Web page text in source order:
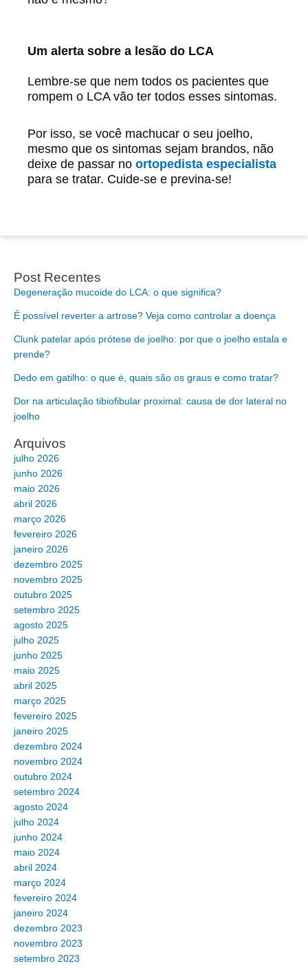
Um alerta sobre a lesão do LCA
Lembre-se que nem todos os pacientes que
rompem o LCA vão ter todos esses sintomas.
Por isso, se você machucar o seu joelho,
mesmo que os sintomas sejam brandos, não
deixe de passar no ortopedista especialista
para se tratar. Cuide-se e previna-se!
Post Recentes
Degeneração mucoide do LCA: o que significa?
É possível reverter a artrose? Veja como controlar a doença
Clunk patelar após prótese de joelho: por que o joelho estala e
prende?
Dedo em gatilho: o que é, quais são os graus e como tratar?
Dor na articulação tibiofibular proximal: causa de dor lateral no
joelho
Arquivos
julho 2026
junho 2026
maio 2026
abril 2026
março 2026
fevereiro 2026
janeiro 2026
dezembro 2025
novembro 2025
outubro 2025
setembro 2025
agosto 2025
julho 2025
junho 2025
maio 2025
abril 2025
março 2025
fevereiro 2025
janeiro 2025
dezembro 2024
novembro 2024
outubro 2024
setembro 2024
agosto 2024
julho 2024
junho 2024
maio 2024
abril 2024
março 2024
fevereiro 2024
janeiro 2024
dezembro 2023
novembro 2023
setembro 2023